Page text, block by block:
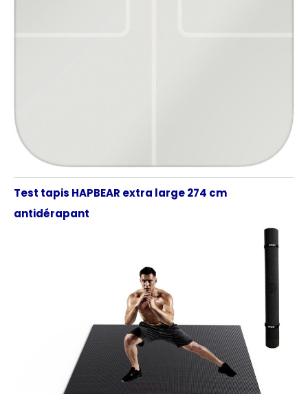
Test tapis HAPBEAR extra large 274 cm
antidérapant